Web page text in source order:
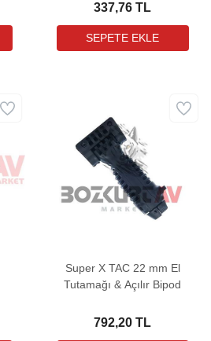
337,76 TL
Super X TAC 22 mm El
Tutamağı & Açılır Bipod
792,20 TL